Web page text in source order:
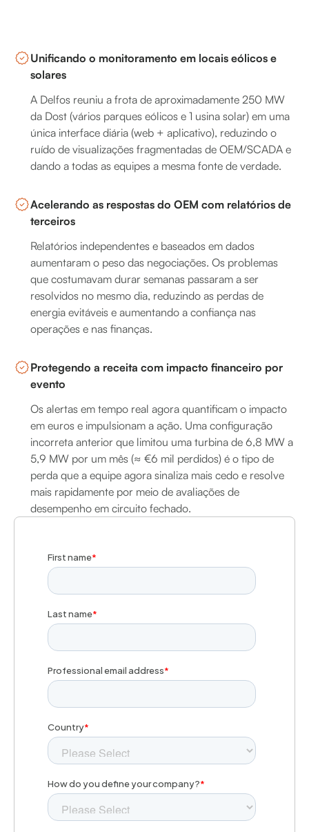
Unificando o monitoramento em locais eólicos e
solares
A Delfos reuniu a frota de aproximadamente 250 MW
da Dost (vários parques eólicos e 1 usina solar) em uma
única interface diária (web + aplicativo), reduzindo o
ruído de visualizações fragmentadas de OEM/SCADA e
dando a todas as equipes a mesma fonte de verdade.
Acelerando as respostas do OEM com relatórios de
terceiros
Relatórios independentes e baseados em dados
aumentaram o peso das negociações. Os problemas
que costumavam durar semanas passaram a ser
resolvidos no mesmo dia, reduzindo as perdas de
energia evitáveis e aumentando a confiança nas
operações e nas finanças.
Protegendo a receita com impacto financeiro por
evento
Os alertas em tempo real agora quantificam o impacto
em euros e impulsionam a ação. Uma configuração
incorreta anterior que limitou uma turbina de 6,8 MW a
5,9 MW por um mês (≈ €6 mil perdidos) é o tipo de
perda que a equipe agora sinaliza mais cedo e resolve
mais rapidamente por meio de avaliações de
desempenho em circuito fechado.